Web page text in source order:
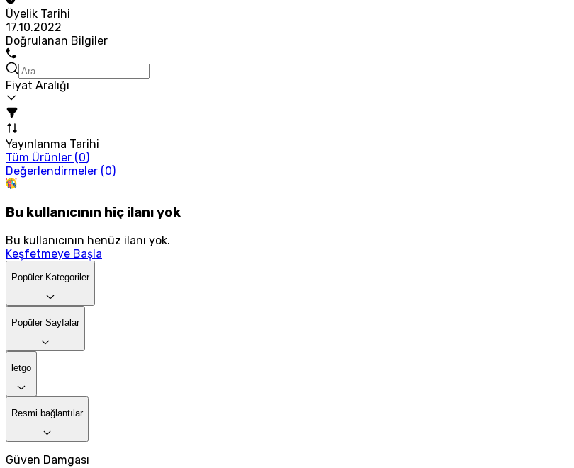
Üyelik Tarihi
17.10.2022
Doğrulanan Bilgiler
Fiyat Aralığı
Yayınlanma Tarihi
Tüm Ürünler (0)
Değerlendirmeler (0)
Bu kullanıcının hiç ilanı yok
Bu kullanıcının henüz ilanı yok.
Keşfetmeye Başla
Popüler Kategoriler
Popüler Sayfalar
letgo
Resmi bağlantılar
Güven Damgası